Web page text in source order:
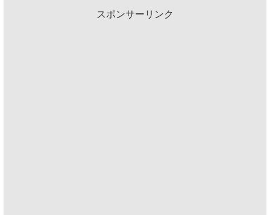
スポンサーリンク